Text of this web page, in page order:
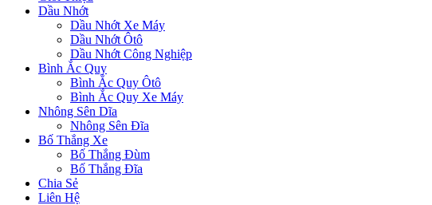
Dầu Nhớt
Dầu Nhớt Xe Máy
Dầu Nhớt Ôtô
Dầu Nhớt Công Nghiệp
Bình Ắc Quy
Bình Ắc Quy Ôtô
Bình Ắc Quy Xe Máy
Nhông Sên Dĩa
Nhông Sên Đĩa
Bố Thắng Xe
Bố Thắng Đùm
Bố Thắng Đĩa
Chia Sẻ
Liên Hệ